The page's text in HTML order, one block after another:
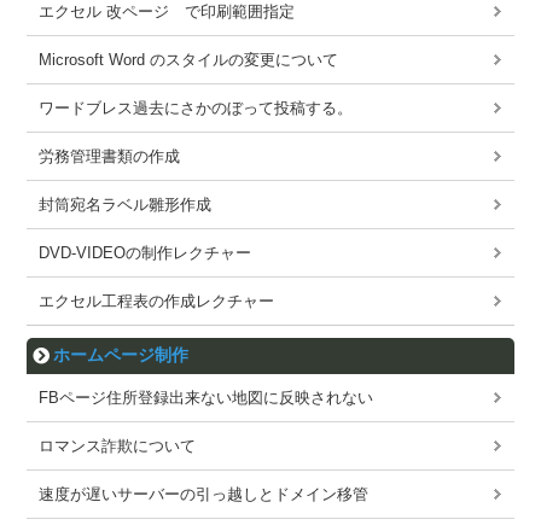
エクセル 改ページ で印刷範囲指定
Microsoft Word のスタイルの変更について
ワードブレス過去にさかのぼって投稿する。
労務管理書類の作成
封筒宛名ラベル雛形作成
DVD-VIDEOの制作レクチャー
エクセル工程表の作成レクチャー
ホームページ制作
FBページ住所登録出来ない地図に反映されない
ロマンス詐欺について
速度が遅いサーバーの引っ越しとドメイン移管